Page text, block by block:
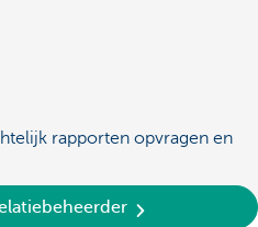
rapporten opvragen en